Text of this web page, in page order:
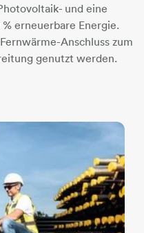
und eine
erneuerbare Energie.
Anschluss zum
genutzt werden.